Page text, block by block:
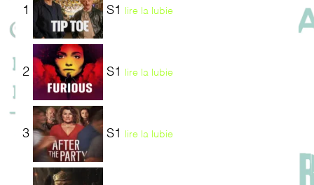
1 S1 lire la lubie
2 S1 lire la lubie
3 S1 lire la lubie